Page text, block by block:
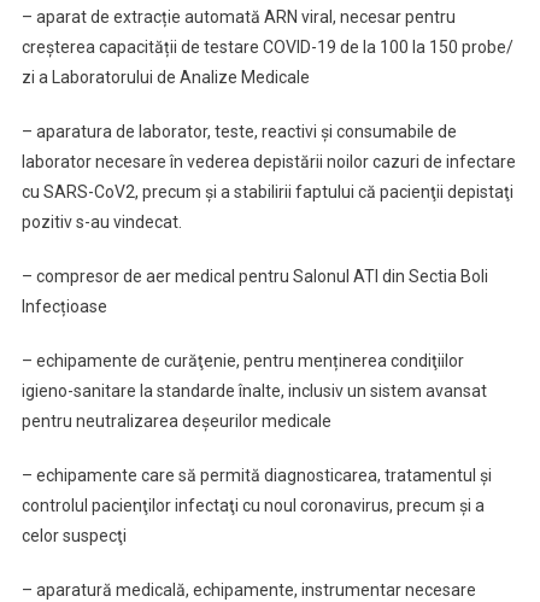
– aparat de extracție automată ARN viral, necesar pentru
creșterea capacității de testare COVID-19 de la 100 la 150 probe/
zi a Laboratorului de Analize Medicale
– aparatura de laborator, teste, reactivi și consumabile de
laborator necesare în vederea depistării noilor cazuri de infectare
cu SARS-CoV2, precum şi a stabilirii faptului că pacienţii depistaţi
pozitiv s-au vindecat.
– compresor de aer medical pentru Salonul ATI din Sectia Boli
Infecțioase
– echipamente de curăţenie, pentru menținerea condiţiilor
igieno-sanitare la standarde înalte, inclusiv un sistem avansat
pentru neutralizarea deșeurilor medicale
– echipamente care să permită diagnosticarea, tratamentul şi
controlul pacienţilor infectaţi cu noul coronavirus, precum şi a
celor suspecţi
– aparatură medicală, echipamente, instrumentar necesare